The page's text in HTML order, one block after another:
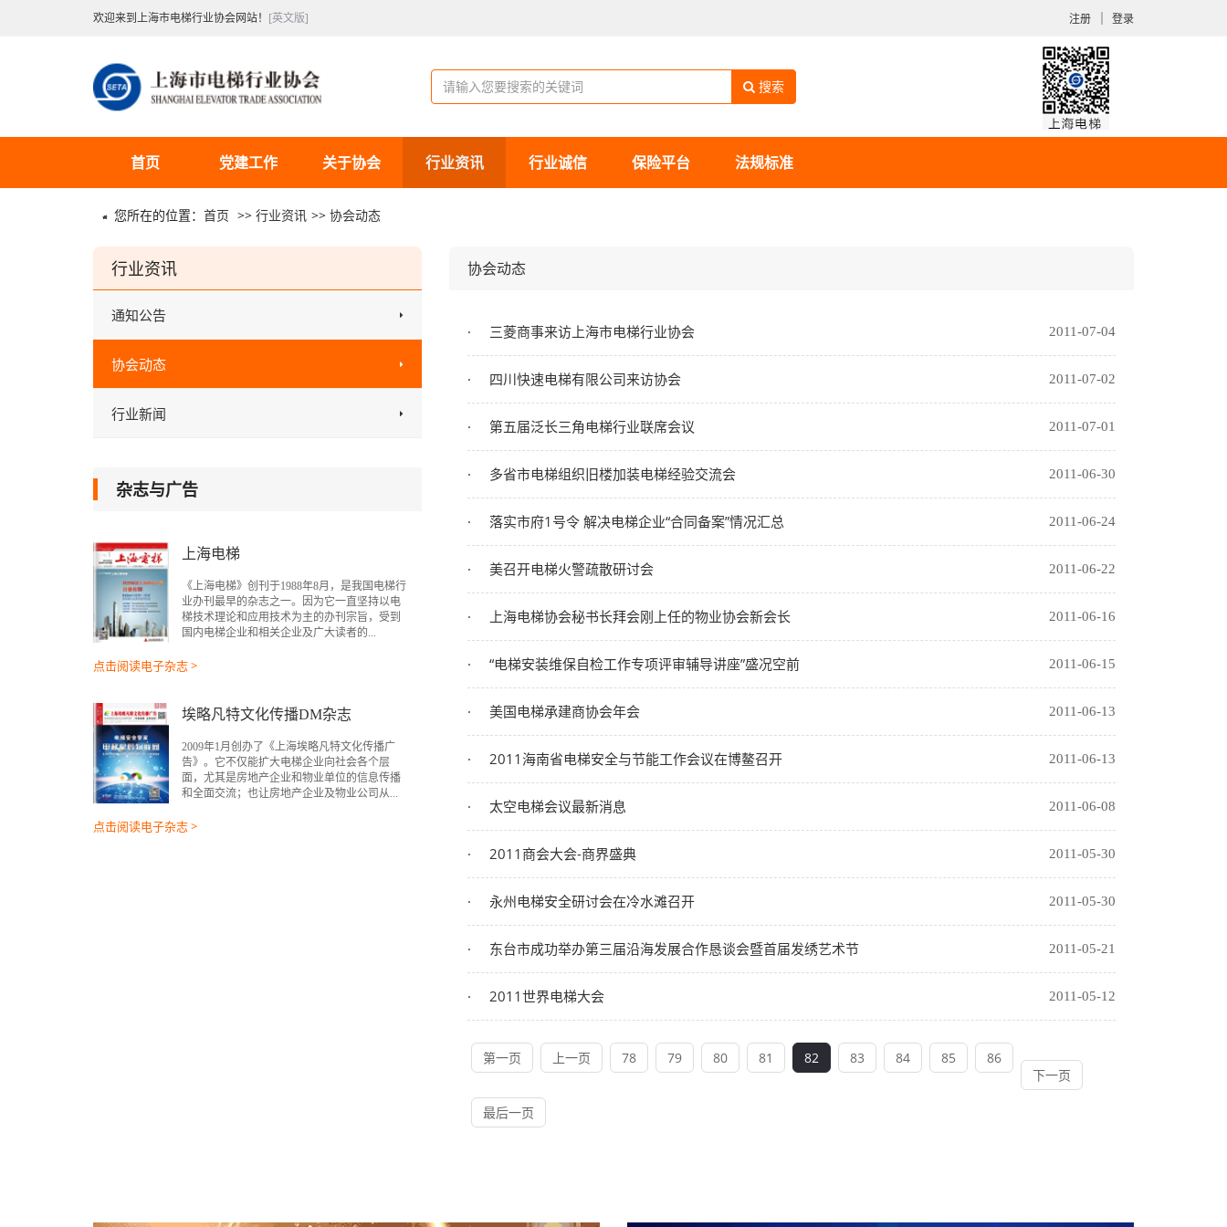
欢迎来到上海市电梯行业协会网站！ [英文版] 注册 ｜ 登录
搜索
首页 党建工作 关于协会 行业资讯 行业诚信 保险平台 法规标准
您所在的位置： 首页 >> 行业资讯 >> 协会动态
行业资讯
通知公告
协会动态
行业新闻
杂志与广告
上海电梯
《上海电梯》创刊于1988年8月，是我国电梯行
业办刊最早的杂志之一。因为它一直坚持以电
梯技术理论和应用技术为主的办刊宗旨，受到
国内电梯企业和相关企业及广大读者的...
点击阅读电子杂志 >
埃略凡特文化传播DM杂志
2009年1月创办了《上海埃略凡特文化传播广
告》。它不仅能扩大电梯企业向社会各个层
面，尤其是房地产企业和物业单位的信息传播
和全面交流；也让房地产企业及物业公司从...
点击阅读电子杂志 >
协会动态
三菱商事来访上海市电梯行业协会 2011-07-04
四川快速电梯有限公司来访协会 2011-07-02
第五届泛长三角电梯行业联席会议 2011-07-01
多省市电梯组织旧楼加装电梯经验交流会 2011-06-30
落实市府1号令 解决电梯企业“合同备案”情况汇总 2011-06-24
美召开电梯火警疏散研讨会 2011-06-22
上海电梯协会秘书长拜会刚上任的物业协会新会长 2011-06-16
“电梯安装维保自检工作专项评审辅导讲座”盛况空前 2011-06-15
美国电梯承建商协会年会 2011-06-13
2011海南省电梯安全与节能工作会议在博鳌召开 2011-06-13
太空电梯会议最新消息 2011-06-08
2011商会大会-商界盛典 2011-05-30
永州电梯安全研讨会在冷水滩召开 2011-05-30
东台市成功举办第三届沿海发展合作恳谈会暨首届发绣艺术节 2011-05-21
2011世界电梯大会 2011-05-12
第一页 上一页 78 79 80 81 82 83 84 85
86
下一页
最后一页